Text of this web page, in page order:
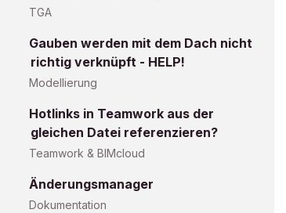
TGA
Gauben werden mit dem Dach nicht
richtig verknüpft - HELP!
Modellierung
Hotlinks in Teamwork aus der
gleichen Datei referenzieren?
Teamwork & BIMcloud
Änderungsmanager
Dokumentation